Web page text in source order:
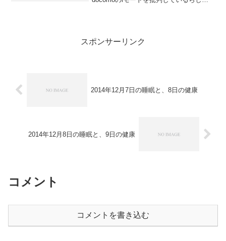
スポンサーリンク
2014年12月7日の睡眠と、8日の健康
2014年12月8日の睡眠と、9日の健康
コメント
コメントを書き込む